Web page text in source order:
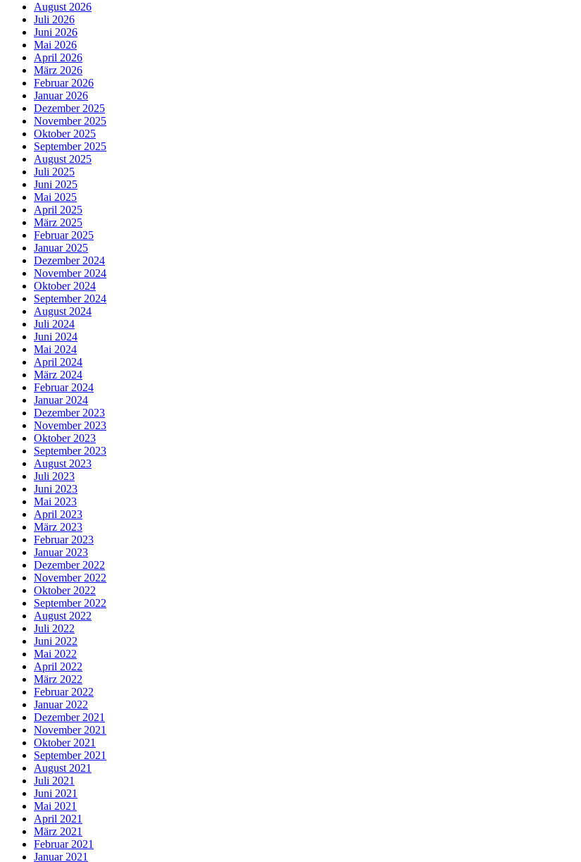
August 2026
Juli 2026
Juni 2026
Mai 2026
April 2026
März 2026
Februar 2026
Januar 2026
Dezember 2025
November 2025
Oktober 2025
September 2025
August 2025
Juli 2025
Juni 2025
Mai 2025
April 2025
März 2025
Februar 2025
Januar 2025
Dezember 2024
November 2024
Oktober 2024
September 2024
August 2024
Juli 2024
Juni 2024
Mai 2024
April 2024
März 2024
Februar 2024
Januar 2024
Dezember 2023
November 2023
Oktober 2023
September 2023
August 2023
Juli 2023
Juni 2023
Mai 2023
April 2023
März 2023
Februar 2023
Januar 2023
Dezember 2022
November 2022
Oktober 2022
September 2022
August 2022
Juli 2022
Juni 2022
Mai 2022
April 2022
März 2022
Februar 2022
Januar 2022
Dezember 2021
November 2021
Oktober 2021
September 2021
August 2021
Juli 2021
Juni 2021
Mai 2021
April 2021
März 2021
Februar 2021
Januar 2021